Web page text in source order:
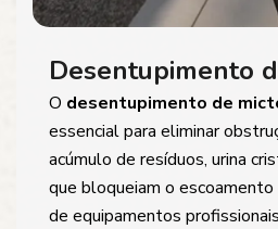
Desentupimento
O desentupimento de
essencial para eliminar
acúmulo de resíduos, urina
que bloqueiam o escoamento
de equipamentos